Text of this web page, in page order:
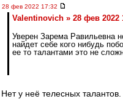
28 фев 2022 17:32
Valentinovich » 28 фев 2022
Уверен Зарема Равильевна
найдет себе кого нибудь
ее то талантами это не
Нет у неё телесных талантов.